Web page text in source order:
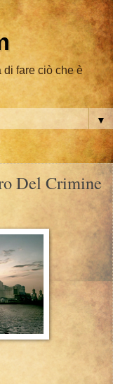
di fare ciò che è
▼
Del Crimine